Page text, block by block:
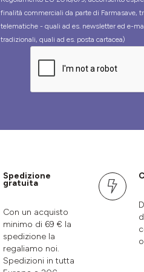
finalità commerciali da parte di Farmasave,
telematiche - quali ad es. newsletter ed e-
tradizionali, quali ad es. posta cartacea)
Spedizione
gratuita
Con un acquisto
minimo di 69 € la
spedizione la
regaliamo noi.
Spedizioni in tutta